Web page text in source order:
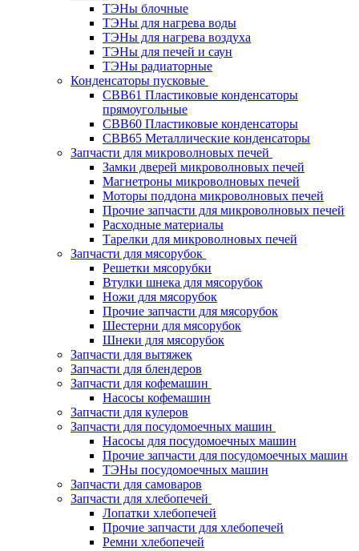
ТЭНы блочные
ТЭНы для нагрева воды
ТЭНы для нагрева воздуха
ТЭНы для печей и саун
ТЭНы радиаторные
Конденсаторы пусковые
CBB61 Пластиковые конденсаторы
прямоугольные
CBB60 Пластиковые конденсаторы
CBB65 Металлические конденсаторы
Запчасти для микроволновых печей
Замки дверей микроволновых печей
Магнетроны микроволновых печей
Моторы поддона микроволновых печей
Прочие запчасти для микроволновых печей
Расходные материалы
Тарелки для микроволновых печей
Запчасти для мясорубок
Решетки мясорубки
Втулки шнека для мясорубок
Ножи для мясорубок
Прочие запчасти для мясорубок
Шестерни для мясорубок
Шнеки для мясорубок
Запчасти для вытяжек
Запчасти для блендеров
Запчасти для кофемашин
Насосы кофемашин
Запчасти для кулеров
Запчасти для посудомоечных машин
Насосы для посудомоечных машин
Прочие запчасти для посудомоечных машин
ТЭНы посудомоечных машин
Запчасти для самоваров
Запчасти для хлебопечей
Лопатки хлебопечей
Прочие запчасти для хлебопечей
Ремни хлебопечей